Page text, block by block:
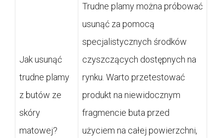
Jak usunąć
trudne plamy
z butów ze
skóry
matowej?
Trudne plamy można próbować
usunąć za pomocą
specjalistycznych środków
czyszczących dostępnych na
rynku. Warto przetestować
produkt na niewidocznym
fragmencie buta przed
użyciem na całej powierzchni,